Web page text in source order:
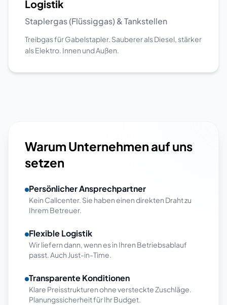
Logistik
Staplergas (Flüssiggas) & Tankstellen
Treibgas für Gabelstapler. Sauberer als Diesel, stärker
als Elektro. Innen und Außen.
Warum Unternehmen auf uns
setzen
Persönlicher Ansprechpartner
Kein Callcenter. Sie haben einen direkten Draht zu
Ihrem Betreuer.
Flexible Logistik
Wir liefern dann, wenn es in Ihren Betriebsablauf
passt. Auch Just-in-Time.
Transparente Konditionen
Klare Preisstrukturen ohne versteckte Zuschläge.
Planungssicherheit für Ihr Budget.